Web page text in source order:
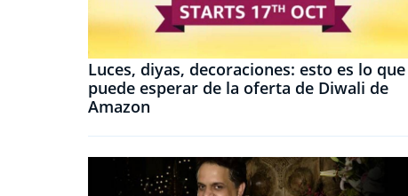
Luces, diyas, decoraciones: esto es lo que
puede esperar de la oferta de Diwali de
Amazon